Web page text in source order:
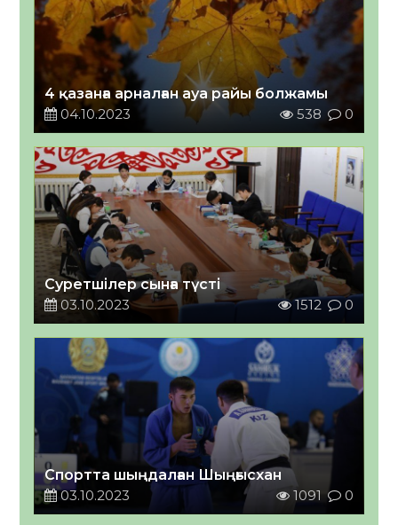
4 қазанға арналған ауа райы болжамы
04.10.2023
538 0
Суретшілер сынға түсті
03.10.2023
1512 0
Спортта шыңдалған Шыңғысхан
03.10.2023
1091 0